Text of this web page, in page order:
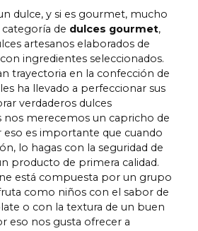
dulce, y si es gourmet, mucho
de dulces gourmet,
artesanos elaborados de
ingredientes seleccionados.
trayectoria en la confección de
ha llevado a perfeccionar sus
verdaderos dulces
nos merecemos un capricho de
eso es importante que cuando
lo hagas con la seguridad de
producto de primera calidad.
está compuesta por un grupo
como niños con el sabor de
o con la textura de un buen
eso nos gusta ofrecer a